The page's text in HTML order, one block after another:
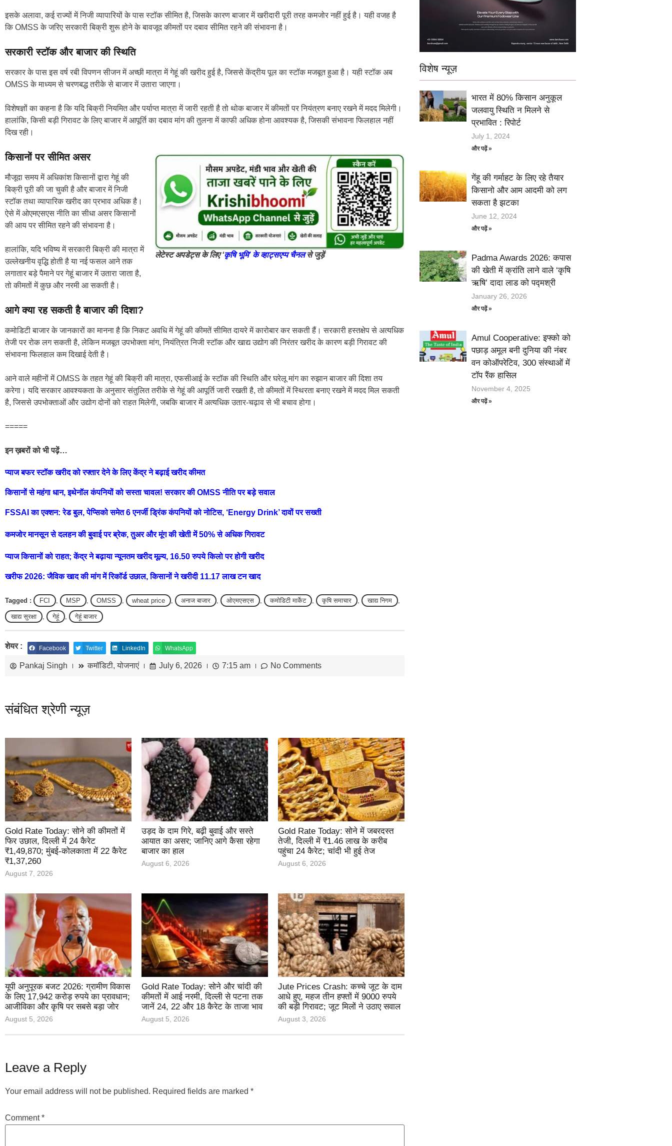
इसके अलावा, कई राज्यों में निजी व्यापारियों के पास स्टॉक सीमित है, जिसके कारण बाजार में खरीदारी पूरी तरह कमजोर नहीं हुई है। यही वजह है
कि OMSS के जरिए सरकारी बिक्री शुरू होने के बावजूद कीमतों पर दबाव सीमित रहने की संभावना है।
सरकारी स्टॉक और बाजार की स्थिति
सरकार के पास इस वर्ष रबी विपणन सीजन में अच्छी मात्रा में गेहूं की खरीद हुई है, जिससे केंद्रीय पूल का स्टॉक मजबूत हुआ है। यही स्टॉक अब
OMSS के माध्यम से चरणबद्ध तरीके से बाजार में उतारा जाएगा।
विशेषज्ञों का कहना है कि यदि बिक्री नियमित और पर्याप्त मात्रा में जारी रहती है तो थोक बाजार में कीमतों पर नियंत्रण बनाए रखने में मदद मिलेगी।
हालांकि, किसी बड़ी गिरावट के लिए बाजार में आपूर्ति का दबाव मांग की तुलना में काफी अधिक होना आवश्यक है, जिसकी संभावना फिलहाल नहीं
दिख रही।
लेटेस्ट अपडेट्स के लिए ‘कृषि भूमि’ के व्हाट्सएप्प चैनलसे जुड़ें
किसानों पर सीमित असर
मौजूदा समय में अधिकांश किसानों द्वारा गेहूं की
बिक्री पूरी की जा चुकी है और बाजार में निजी
स्टॉक तथा व्यापारिक खरीद का प्रभाव अधिक है।
ऐसे में ओएमएसएस नीति का सीधा असर किसानों
की आय पर सीमित रहने की संभावना है।
हालांकि, यदि भविष्य में सरकारी बिक्री की मात्रा में
उल्लेखनीय वृद्धि होती है या नई फसल आने तक
लगातार बड़े पैमाने पर गेहूं बाजार में उतारा जाता है,
तो कीमतों में कुछ और नरमी आ सकती है।
आगे क्या रह सकती है बाजार की दिशा?
कमोडिटी बाजार के जानकारों का मानना है कि निकट अवधि में गेहूं की कीमतें सीमित दायरे में कारोबार कर सकती हैं। सरकारी हस्तक्षेप से अत्यधिक
तेजी पर रोक लग सकती है, लेकिन मजबूत उपभोक्ता मांग, नियंत्रित निजी स्टॉक और खाद्य उद्योग की निरंतर खरीद के कारण बड़ी गिरावट की
संभावना फिलहाल कम दिखाई देती है।
आने वाले महीनों में OMSS के तहत गेहूं की बिक्री की मात्रा, एफसीआई के स्टॉक की स्थिति और घरेलू मांग का रुझान बाजार की दिशा तय
करेगा। यदि सरकार आवश्यकता के अनुसार संतुलित तरीके से गेहूं की आपूर्ति जारी रखती है, तो कीमतों में स्थिरता बनाए रखने में मदद मिल सकती
है, जिससे उपभोक्ताओं और उद्योग दोनों को राहत मिलेगी, जबकि बाजार में अत्यधिक उतार-चढ़ाव से भी बचाव होगा।
=====
इन ख़बरों को भी पढ़ें…
प्याज बफर स्टॉक खरीद को रफ्तार देने के लिए केंद्र ने बढ़ाई खरीद कीमत
किसानों से महंगा धान, इथेनॉल कंपनियों को सस्ता चावल! सरकार की OMSS नीति पर बड़े सवाल
FSSAI का एक्शन: रेड बुल, पेप्सिको समेत 6 एनर्जी ड्रिंक कंपनियों को नोटिस, ‘Energy Drink’ दावों पर सख्ती
कमजोर मानसून से दलहन की बुवाई पर ब्रेक, तुअर और मूंग की खेती में 50% से अधिक गिरावट
प्याज किसानों को राहत; केंद्र ने बढ़ाया न्यूनतम खरीद मूल्य, 16.50 रुपये किलो पर होगी खरीद
खरीफ 2026: जैविक खाद की मांग में रिकॉर्ड उछाल, किसानों ने खरीदी 11.17 लाख टन खाद
Tagged : FCI , MSP , OMSS , wheat price , अनाज बाजार , ओएमएसएस , कमोडिटी मार्केट , कृषि समाचार , खाद्य निगम ,
खाद्य सुरक्षा , गेहूं , गेहूं बाजार
शेयर : Facebook Twitter LinkedIn WhatsApp
Pankaj Singh कमॉडिटी,योजनाएं July 6, 2026 7:15 am No Comments
संबंधित श्रेणी न्यूज़
Gold Rate Today: सोने की कीमतों में
फिर उछाल, दिल्ली में 24 कैरेट
₹1,49,870; मुंबई-कोलकाता में 22 कैरेट
₹1,37,260
August 7, 2026
उड़द के दाम गिरे, बढ़ी बुवाई और सस्ते
आयात का असर; जानिए आगे कैसा रहेगा
बाजार का हाल
August 6, 2026
Gold Rate Today: सोने में जबरदस्त
तेजी, दिल्ली में ₹1.46 लाख के करीब
पहुंचा 24 कैरेट; चांदी भी हुई तेज
August 6, 2026
यूपी अनुपूरक बजट 2026: ग्रामीण विकास
के लिए 17,942 करोड़ रुपये का प्रावधान;
आजीविका और कृषि पर सबसे बड़ा जोर
August 5, 2026
Gold Rate Today: सोने और चांदी की
कीमतों में आई नरमी, दिल्ली से पटना तक
जानें 24, 22 और 18 कैरेट के ताजा भाव
August 5, 2026
Jute Prices Crash: कच्चे जूट के दाम
आधे हुए, महज तीन हफ्तों में 9000 रुपये
की बड़ी गिरावट; जूट मिलों ने उठाए सवाल
August 3, 2026
Leave a Reply
Your email address will not be published. Required fields are marked *
Comment*
विशेष न्यूज़
भारत में 80% किसान अनुकूल
जलवायु स्थिति न मिलने से
प्रभावित : रिपोर्ट
July 1, 2024
और पढ़ें »
गेंहू की गर्माहट के लिए रहे तैयार
किसानो और आम आदमी को लग
सकता है झटका
June 12, 2024
और पढ़ें »
Padma Awards 2026: कपास
की खेती में क्रांति लाने वाले ‘कृषि
ऋषि’ दादा लाड को पद्मश्री
January 26, 2026
और पढ़ें »
Amul Cooperative: इफ्को को
पछाड़ अमूल बनी दुनिया की नंबर
वन कोऑपरेटिव, 300 संस्थाओं में
टॉप रैंक हासिल
November 4, 2025
और पढ़ें »